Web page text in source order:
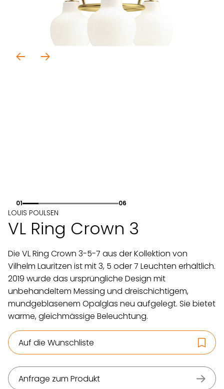
01 06
LOUIS POULSEN
VL Ring Crown 3
Die VL Ring Crown 3-5-7 aus der Kollektion von
Vilhelm Lauritzen ist mit 3, 5 oder 7 Leuchten erhältlich.
2019 wurde das ursprüngliche Design mit
unbehandeltem Messing und dreischichtigem,
mundgeblasenem Opalglas neu aufgelegt. Sie bietet
warme, gleichmässige Beleuchtung.
Auf die Wunschliste
Anfrage zum Produkt